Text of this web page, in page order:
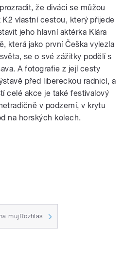
že diváci se můžou
vlastní cestou, který přijede
jeho hlavní aktérka Klára
která jako první Češka vylezla
se o své zážitky podělí s
A fotografie z její cesty
před libereckou radnicí, a
celé akce je také festivalový
v podzemí, v krytu
na horských kolech.
mujRozhlas